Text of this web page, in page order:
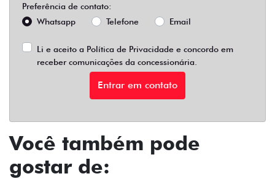
Preferência de contato:
Whatsapp
Telefone Email
Li e aceito a Política de Privacidade e concordo em
receber comunicações da concessionária.
Entrar em contato
Você também pode
gostar de: